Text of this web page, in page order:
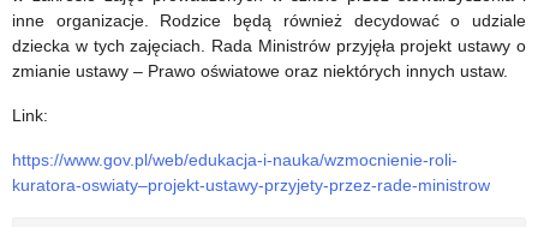
inne organizacje. Rodzice będą również decydować o udziale
dziecka w tych zajęciach. Rada Ministrów przyjęła projekt ustawy o
zmianie ustawy – Prawo oświatowe oraz niektórych innych ustaw.
Link:
https://www.gov.pl/web/edukacja-i-nauka/wzmocnienie-roli-
kuratora-oswiaty–projekt-ustawy-przyjety-przez-rade-ministrow
30
listopada!